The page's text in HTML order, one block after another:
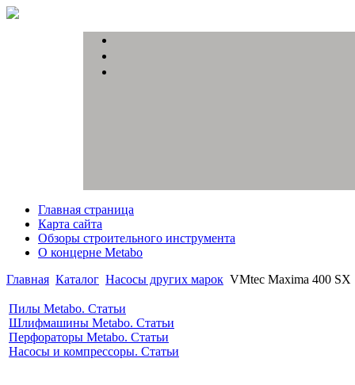
Главная страница
Карта сайта
Обзоры строительного инструмента
О концерне Metabo
Главная Каталог Насосы других марок VMtec Maxima 400 SX
Пилы Metabo. Статьи
Шлифмашины Metabo. Статьи
Перфораторы Metabo. Статьи
Насосы и компрессоры. Статьи